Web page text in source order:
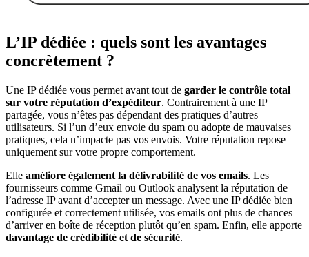
L’IP dédiée : quels sont les avantages
concrètement ?
Une IP dédiée vous permet avant tout de garder le contrôle total
sur votre réputation d’expéditeur. Contrairement à une IP
partagée, vous n’êtes pas dépendant des pratiques d’autres
utilisateurs. Si l’un d’eux envoie du spam ou adopte de mauvaises
pratiques, cela n’impacte pas vos envois. Votre réputation repose
uniquement sur votre propre comportement.
Elle améliore également la délivrabilité de vos emails. Les
fournisseurs comme Gmail ou Outlook analysent la réputation de
l’adresse IP avant d’accepter un message. Avec une IP dédiée bien
configurée et correctement utilisée, vos emails ont plus de chances
d’arriver en boîte de réception plutôt qu’en spam. Enfin, elle apporte
davantage de crédibilité et de sécurité.